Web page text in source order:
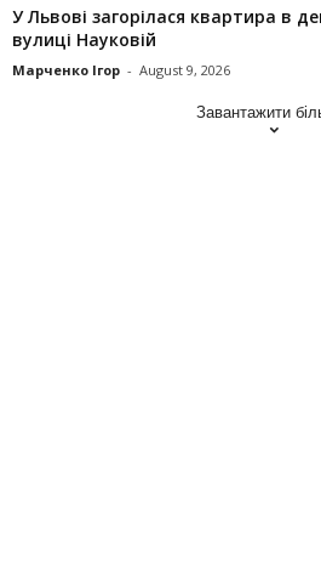
У Львові загорілася квартира в
вулиці Науковій
Марченко Ігор - August 9, 2026
Завантажити